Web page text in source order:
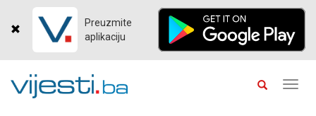
Preuzmite
aplikaciju